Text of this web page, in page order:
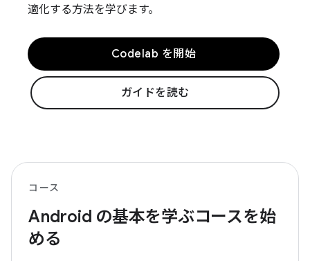
適化する方法を学びます。
Codelab を開始
ガイドを読む
コース
Android の基本を学ぶコースを始
める